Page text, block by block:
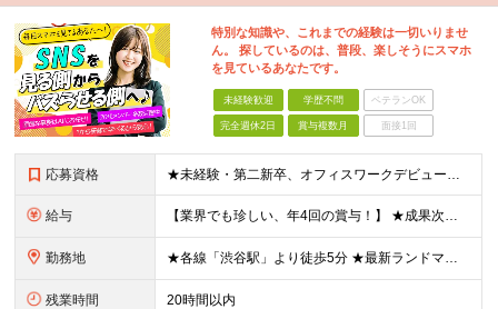
特別な知識や、これまでの経験は一切いりませ
ん。 探しているのは、普段、楽しそうにスマホ
を見ているあなたです。
未経験歓迎 学歴不問 ベテランOK
完全週休2日 賞与複数月 面接1回
応募資格 ★未経験・第二新卒、オフィスワークデビュー大歓迎 ★平均年齢は28.6歳！ ★20代の若手メンバーが中心になって活躍している職場です！ ●学歴不問 ※35歳以下の方（若年層の長期キャリア形成） ★こ
給与 【業界でも珍しい、年4回の賞与！】 ★成果次第でスピード昇給可 →20代で年収700万〜900万超も！ ■未経験：月給26〜30万円＋賞与年4回（業績による）＋各種手当 ※経験・スキルを考慮して決定
勤務地 ★各線「渋谷駅」より徒歩5分 ★最新ランドマークオフィスです！ ★転勤はありません 【本社】 東京都渋谷区道玄坂2-25-12 道玄坂通 dogenzaka-dori 5階 ※(変更の範囲)上記を除
残業時間 20時間以内